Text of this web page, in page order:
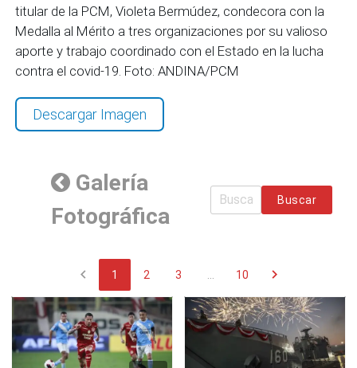
titular de la PCM, Violeta Bermúdez, condecora con la
Medalla al Mérito a tres organizaciones por su valioso
aporte y trabajo coordinado con el Estado en la lucha
contra el covid-19. Foto: ANDINA/PCM
Descargar Imagen
Galería
Fotográfica
Buscar
chevron_left 1 2 3 10 chevron_right